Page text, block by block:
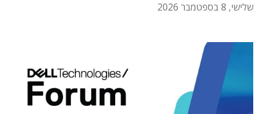
שלישי, 8 בספטמבר 2026